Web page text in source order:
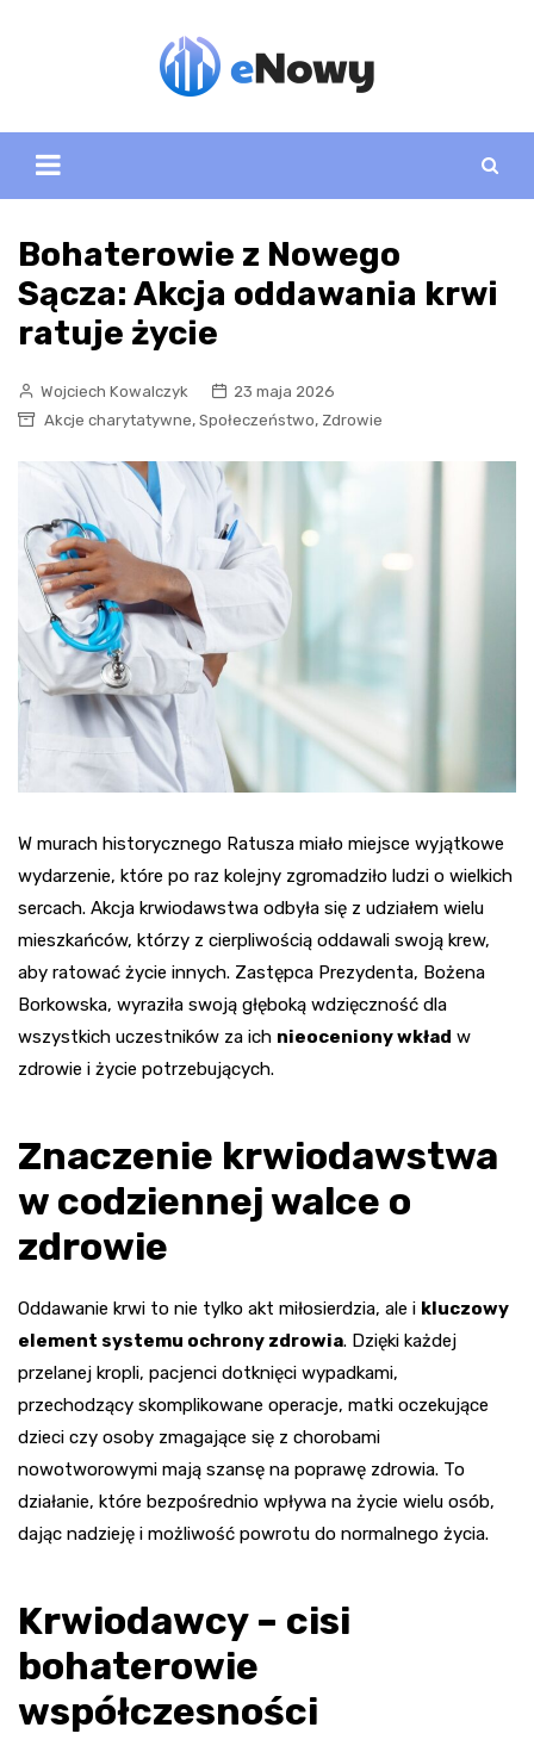
Bohaterowie z Nowego
Sącza: Akcja oddawania krwi
ratuje życie
Wojciech Kowalczyk
23 maja 2026
Akcje charytatywne, Społeczeństwo, Zdrowie
W murach historycznego Ratusza miało miejsce wyjątkowe
wydarzenie, które po raz kolejny zgromadziło ludzi o wielkich
sercach. Akcja krwiodawstwa odbyła się z udziałem wielu
mieszkańców, którzy z cierpliwością oddawali swoją krew,
aby ratować życie innych. Zastępca Prezydenta, Bożena
Borkowska, wyraziła swoją głęboką wdzięczność dla
wszystkich uczestników za ich nieoceniony wkład w
zdrowie i życie potrzebujących.
Znaczenie krwiodawstwa
w codziennej walce o
zdrowie
Oddawanie krwi to nie tylko akt miłosierdzia, ale i kluczowy
element systemu ochrony zdrowia. Dzięki każdej
przelanej kropli, pacjenci dotknięci wypadkami,
przechodzący skomplikowane operacje, matki oczekujące
dzieci czy osoby zmagające się z chorobami
nowotworowymi mają szansę na poprawę zdrowia. To
działanie, które bezpośrednio wpływa na życie wielu osób,
dając nadzieję i możliwość powrotu do normalnego życia.
Krwiodawcy – cisi
bohaterowie
współczesności